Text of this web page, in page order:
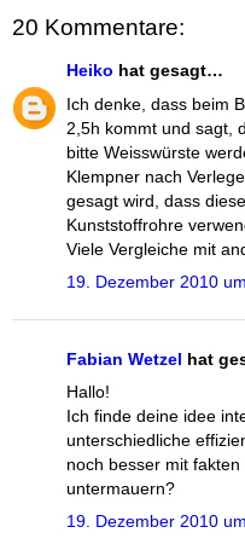
20 Kommentare:
Heiko hat gesagt…
Ich denke, dass beim
2,5h kommt und sagt,
bitte Weisswürste
Klempner nach
gesagt wird, dass
Kunststoffrohre
Viele Vergleiche mit
19. Dezember 2010
Fabian Wetzel hat
Hallo!
Ich finde deine idee
unterschiedliche
noch besser mit
untermauern?
19. Dezember 2010